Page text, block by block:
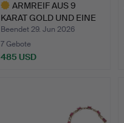
ARMREIF AUS 9
KARAT GOLD UND EINE
BROCHE M…
Beendet 29. Jun 2026
7 Gebote
485 USD